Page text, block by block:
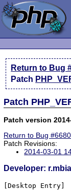
Return to Bug
Patch
Patch
Patch version
Return to Bug
Patch Revisions:
2014-03-01
Developer:
[Desktop Entry]